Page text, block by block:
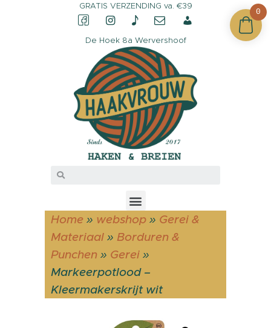
GRATIS VERZENDING va. €39
De Hoek 8a Wervershoof
Home » webshop » Gerei &
Materiaal » Borduren &
Punchen » Gerei »
Markeerpotlood –
Kleermakerskrijt wit
CONTACT &
OPENINGSTIJDEN
OVER HAAKVROUW
MIJN ACCOUNT
0